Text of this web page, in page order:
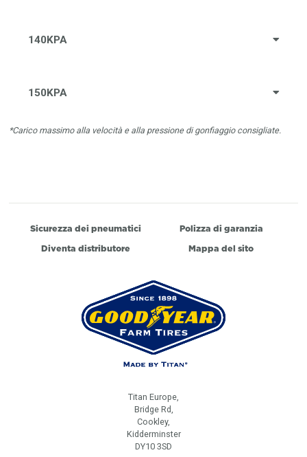
140KPA
150KPA
*Carico massimo alla velocità e alla pressione di gonfiaggio consigliate.
Sicurezza dei pneumatici
Polizza di garanzia
Diventa distributore
Mappa del sito
Titan Europe,
Bridge Rd,
Cookley,
Kidderminster
DY10 3SD